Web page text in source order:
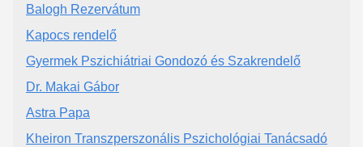
Balogh Rezervátum
Kapocs rendelő
Gyermek Pszichiátriai Gondozó és Szakrendelő
Dr. Makai Gábor
Astra Papa
Kheiron Transzperszonális Pszichológiai Tanácsadó